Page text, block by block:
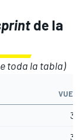
de la
toda la tabla)
34
34